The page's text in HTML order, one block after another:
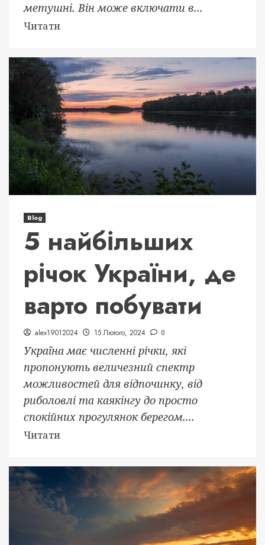
метушні. Він може включати в...
Читати
Blog
5 найбільших
річок України, де
варто побувати
alex19012024 15 Лютого, 2024 0
Україна має численні річки, які
пропонують величезний спектр
можливостей для відпочинку, від
риболовлі та каякінгу до просто
спокійних прогулянок берегом....
Читати